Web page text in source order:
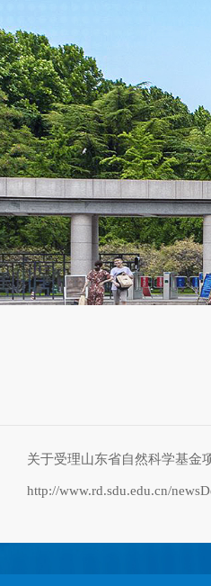
关于受理山东省自然科学基金
http://www.rd.sdu.edu.cn/